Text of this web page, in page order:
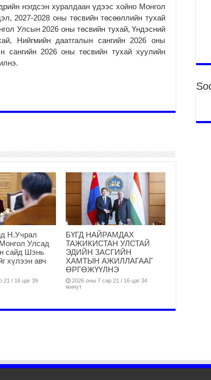
нэгдсэн хуралдаан үдээс хойно Монгол
2027-2028 оны төсвийн төсөөллийн тухай
Улсын 2026 оны төсвийн тухай, Үндэсний
Нийгмийн даатгалын сангийн 2026 оны
сангийн 2026 оны төсвийн тухай хуулийн
Н.Учрал
Улсад
сайд Шэнь
хүлээн авч
21 / 16 цаг 39
БҮГД НАЙРАМДАХ
ТАЖИКИСТАН УЛСТАЙ
ЭДИЙН ЗАСГИЙН
ХАМТЫН АЖИЛЛАГААГ
ӨРГӨЖҮҮЛНЭ
2026 оны 7 сар 21 / 16 цаг 34
минут